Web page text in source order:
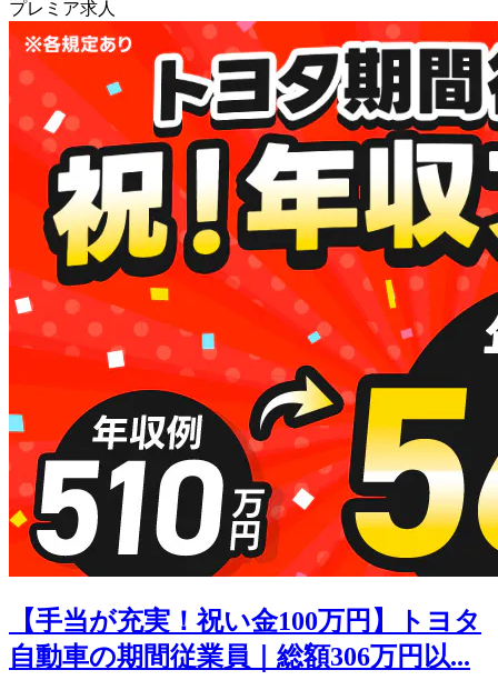
プレミア求人
【手当が充実！祝い金100万円】トヨタ
自動車の期間従業員｜総額306万円以...